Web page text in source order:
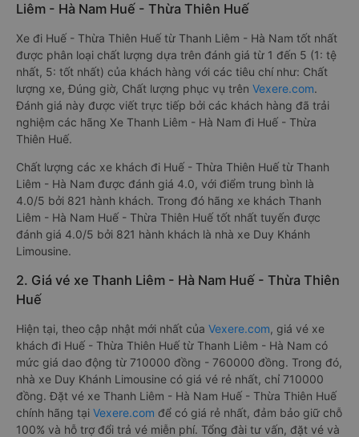
Liêm - Hà Nam Huế - Thừa Thiên Huế
Xe đi Huế - Thừa Thiên Huế từ Thanh Liêm - Hà Nam tốt nhất
được phân loại chất lượng dựa trên đánh giá từ 1 đến 5 (1: tệ
nhất, 5: tốt nhất) của khách hàng với các tiêu chí như: Chất
lượng xe, Đúng giờ, Chất lượng phục vụ trên Vexere.com.
Đánh giá này được viết trực tiếp bởi các khách hàng đã trải
nghiệm các hãng Xe Thanh Liêm - Hà Nam đi Huế - Thừa
Thiên Huế.
Chất lượng các xe khách đi Huế - Thừa Thiên Huế từ Thanh
Liêm - Hà Nam được đánh giá 4.0, với điểm trung bình là
4.0/5 bởi 821 hành khách. Trong đó hãng xe khách Thanh
Liêm - Hà Nam Huế - Thừa Thiên Huế tốt nhất tuyến được
đánh giá 4.0/5 bởi 821 hành khách là nhà xe Duy Khánh
Limousine.
2. Giá vé xe Thanh Liêm - Hà Nam Huế - Thừa Thiên
Huế
Hiện tại, theo cập nhật mới nhất của Vexere.com, giá vé xe
khách đi Huế - Thừa Thiên Huế từ Thanh Liêm - Hà Nam có
mức giá dao động từ 710000 đồng - 760000 đồng. Trong đó,
nhà xe Duy Khánh Limousine có giá vé rẻ nhất, chỉ 710000
đồng. Đặt vé xe Thanh Liêm - Hà Nam Huế - Thừa Thiên Huế
chính hãng tại Vexere.com để có giá rẻ nhất, đảm bảo giữ chỗ
100% và hỗ trợ đổi trả vé miễn phí. Tổng đài tư vấn, đặt vé và